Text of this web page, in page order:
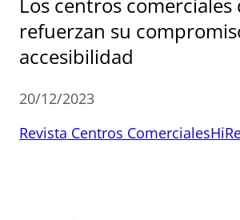
refuerzan su
accesibilidad
20/12/2023
Revista Centros Comerciales